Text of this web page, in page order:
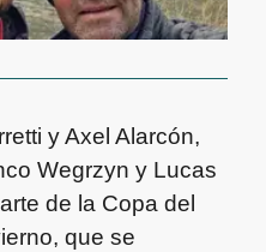
y Axel Alarcón,
Wegrzyn y Lucas
de la Copa del
que se